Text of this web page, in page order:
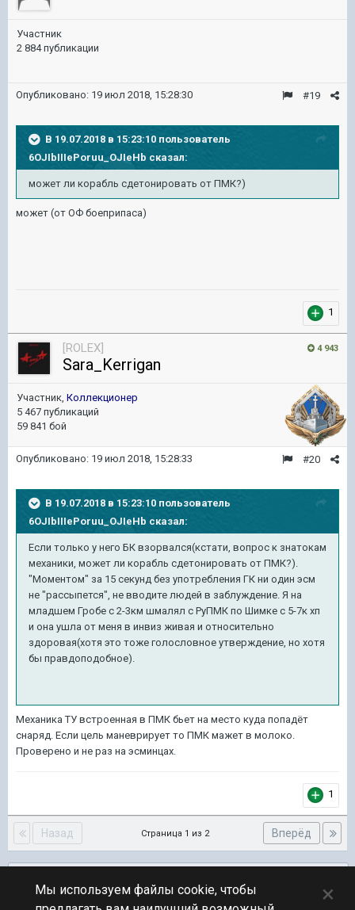
Участник
2 884 публикации
#19
Опубликовано: 19 июл 2018, 15:28:30
В 19.07.2018 в 15:23:10 пользователь
6OJIbIIIePoruu_OJIeHb сказал:
может ли корабль сдетонировать от ПМК?)
может (от ОФ боеприпаса)
1
4 943
[ROLEX]
Sara_Kerrigan
Участник, Коллекционер
5 467 публикаций
59 841 бой
#20
Опубликовано: 19 июл 2018, 15:28:33
В 19.07.2018 в 15:23:10 пользователь
6OJIbIIIePoruu_OJIeHb сказал:
Если только у него БК взорвался(кстати, вопрос к знатокам
механики, может ли корабль сдетонировать от ПМК?).
"Моментом" за 15 секунд без употребления ГК ни один эсм
не "рассыпется", не вводите людей в заблуждение. Я на
младшем Гробе с 2-3км шмалял с РуПМК по Шимке с 5-7к хп
и она ушла от меня в инвиз живая и относительно
здоровая(хотя это тоже голословное утверждение, но хотя
бы правдоподобное).
Механика ТУ встроенная в ПМК бьет на место куда попадёт
снаряд. Если цель маневрирует то ПМК мажет в молоко.
Проверено и не раз на эсминцах.
1
Назад Вперёд
Страница 1 из 2
Мы используем файлы cookie, чтобы
×